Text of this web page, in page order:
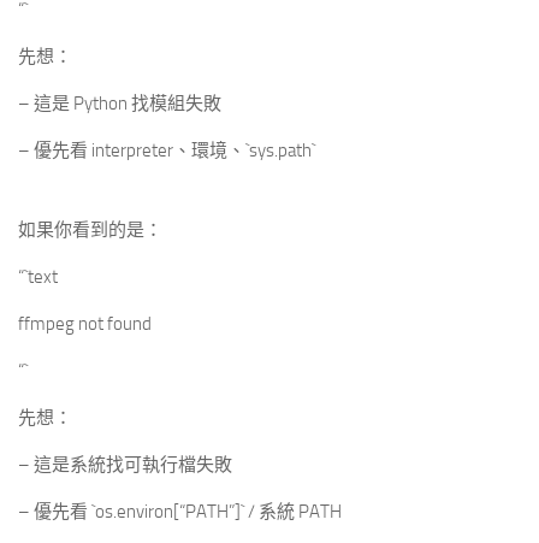
“`
先想：
– 這是 Python 找模組失敗
– 優先看 interpreter、環境、`sys.path`
如果你看到的是：
“`text
ffmpeg not found
“`
先想：
– 這是系統找可執行檔失敗
– 優先看 `os.environ[“PATH”]` / 系統 PATH